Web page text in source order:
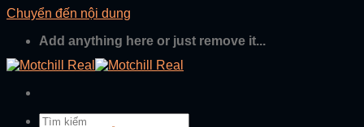
Chuyển đến nội dung
Add anything here or just remove it...